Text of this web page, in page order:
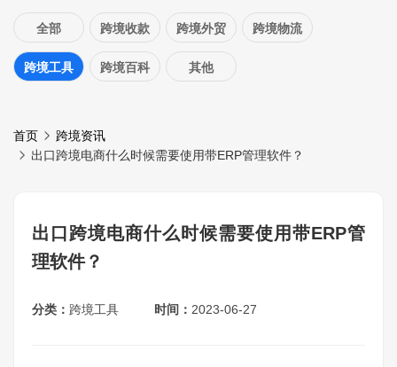
全部 跨境收款 跨境外贸 跨境物流
跨境工具 跨境百科 其他
首页
跨境资讯
出口跨境电商什么时候需要使用带ERP管理软件？
出口跨境电商什么时候需要使用带ERP管
理软件？
分类： 跨境工具 时间： 2023-06-27